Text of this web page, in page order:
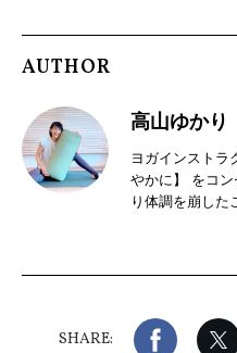
AUTHOR
高山ゆかり
ヨガインストラ
やかに】 をコ
り体調を崩した
硬かった体が
は2児の母。
SHARE: